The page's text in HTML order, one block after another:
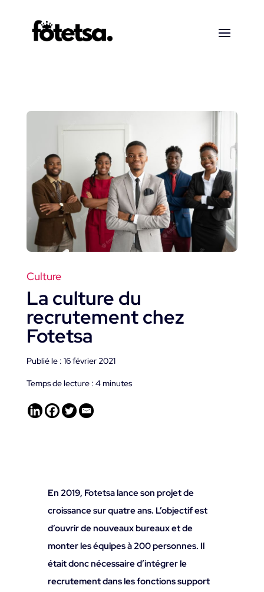
Culture
La culture du
recrutement chez
Fotetsa
Publié le : 16 février 2021
Temps de lecture : 4minutes
En 2019, Fotetsa lance son projet de
croissance sur quatre ans. L’objectif est
d’ouvrir de nouveaux bureaux et de
monter les équipes à 200 personnes. Il
était donc nécessaire d’intégrer le
recrutement dans les fonctions support